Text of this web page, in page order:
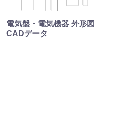
電気盤・電気機器 外形図
CADデータ